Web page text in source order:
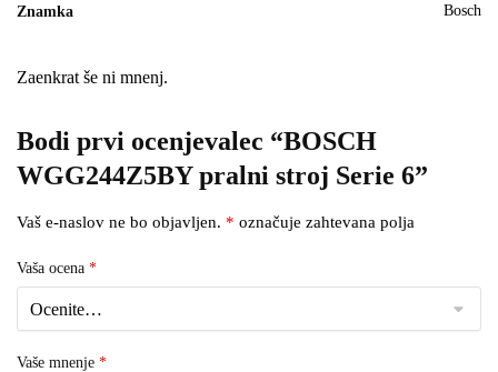
Znamka Bosch
Zaenkrat še ni mnenj.
Bodi prvi ocenjevalec “BOSCH
WGG244Z5BY pralni stroj Serie 6”
Vaš e-naslov ne bo objavljen. * označuje zahtevana polja
Vaša ocena *
Vaše mnenje *